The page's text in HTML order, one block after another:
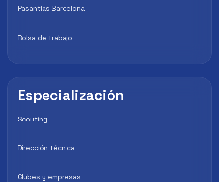
Pasantías Barcelona
Bolsa de trabajo
Especialización
Scouting
Dirección técnica
Clubes y empresas